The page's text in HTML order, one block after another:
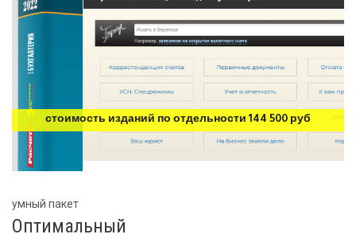
стоимость изданий по отдельности 144 500 руб
умный пакет
Оптимальный